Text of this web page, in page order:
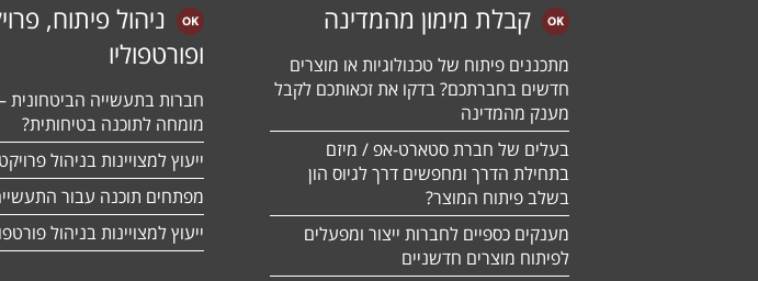
קבלת מימון מהמדינה
מתכננים פיתוח של טכנולוגיות או מוצרים
חדשים בחברתכם? בדקו את זכאותכם לקבל
מענק מהמדינה
בעלים של חברת סטארט-אפ / מיזם
בתחילת הדרך ומחפשים דרך לגיוס הון
בשלב פיתוח המוצר?
מענקים כספיים לחברות ייצור ומפעלים
לפיתוח מוצרים חדשניים
ניהול פיתוח,
ופורטפוליו
חברות בתעשייה הביטחונית –
מומחה לתוכנה בטיחותית?
ייעוץ למצויינות בניהול
מפתחים תוכנה עבור
ייעוץ למצויינות בניהול